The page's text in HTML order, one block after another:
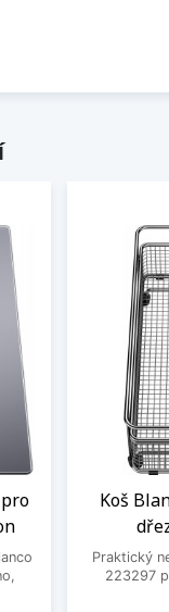
Koš
Praktický
223297